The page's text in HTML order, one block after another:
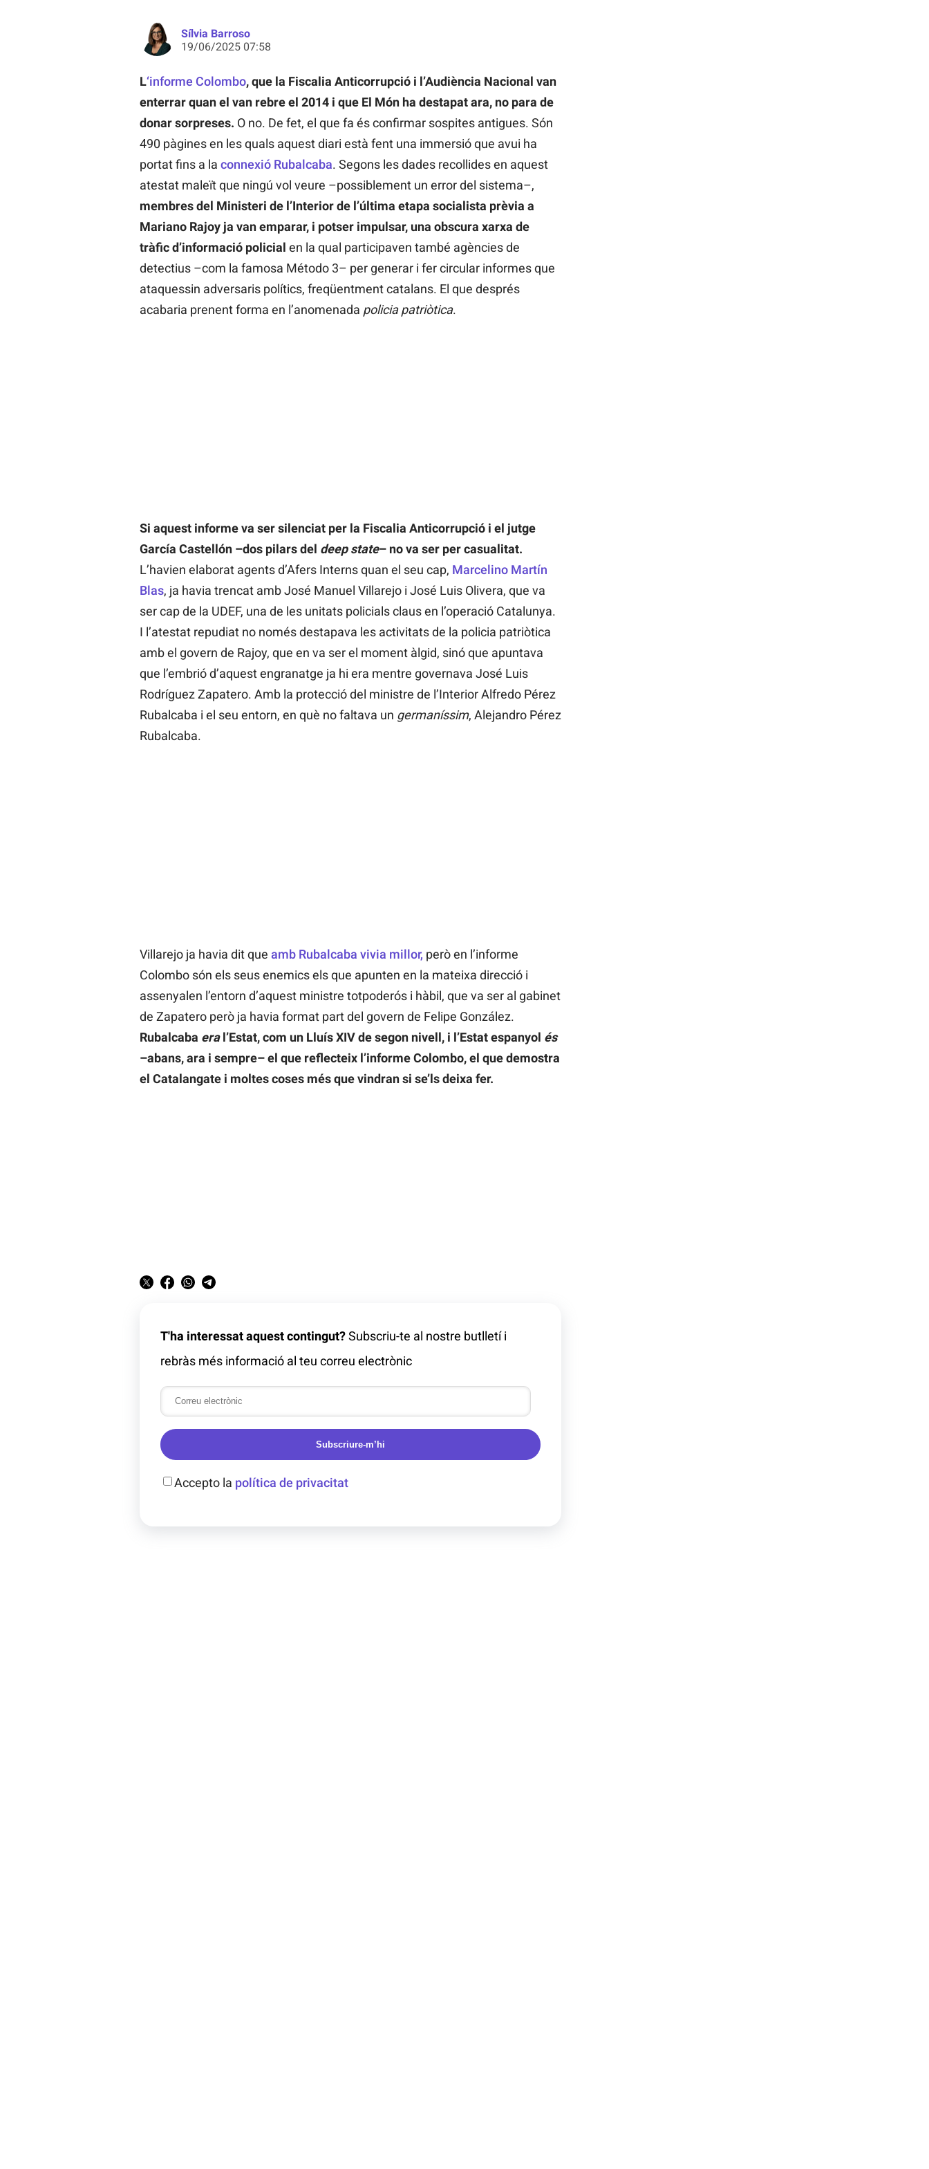
Sílvia Barroso
19/06/2025 07:58
L‘informe Colombo, que la Fiscalia Anticorrupció i l’Audiència Nacional van
enterrar quan el van rebre el 2014 i que El Món ha destapat ara, no para de
donar sorpreses. O no. De fet, el que fa és confirmar sospites antigues. Són
490 pàgines en les quals aquest diari està fent una immersió que avui ha
portat fins a la connexió Rubalcaba. Segons les dades recollides en aquest
atestat maleït que ningú vol veure –possiblement un error del sistema–,
membres del Ministeri de l’Interior de l’última etapa socialista prèvia a
Mariano Rajoy ja van emparar, i potser impulsar, una obscura xarxa de
tràfic d’informació policial en la qual participaven també agències de
detectius –com la famosa Método 3– per generar i fer circular informes que
ataquessin adversaris polítics, freqüentment catalans. El que després
acabaria prenent forma en l’anomenada policia patriòtica.
Si aquest informe va ser silenciat per la Fiscalia Anticorrupció i el jutge
García Castellón –dos pilars del deep state– no va ser per casualitat.
L’havien elaborat agents d’Afers Interns quan el seu cap, Marcelino Martín
Blas, ja havia trencat amb José Manuel Villarejo i José Luis Olivera, que va
ser cap de la UDEF, una de les unitats policials claus en l’operació Catalunya.
I l’atestat repudiat no només destapava les activitats de la policia patriòtica
amb el govern de Rajoy, que en va ser el moment àlgid, sinó que apuntava
que l’embrió d’aquest engranatge ja hi era mentre governava José Luis
Rodríguez Zapatero. Amb la protecció del ministre de l’Interior Alfredo Pérez
Rubalcaba i el seu entorn, en què no faltava un germaníssim, Alejandro Pérez
Rubalcaba.
Villarejo ja havia dit que amb Rubalcaba vivia millor, però en l’informe
Colombo són els seus enemics els que apunten en la mateixa direcció i
assenyalen l’entorn d’aquest ministre totpoderós i hàbil, que va ser al gabinet
de Zapatero però ja havia format part del govern de Felipe González.
Rubalcaba eral’Estat, com un Lluís XIV de segon nivell, i l’Estat espanyol és
–abans, ara i sempre– el que reflecteix l’informe Colombo, el que demostra
el Catalangate i moltes coses més que vindran si se’ls deixa fer.
T'ha interessat aquest contingut?Subscriu-te al nostre butlletí i
rebràs més informació al teu correu electrònic
Subscriure-m’hi
Accepto la política de privacitat